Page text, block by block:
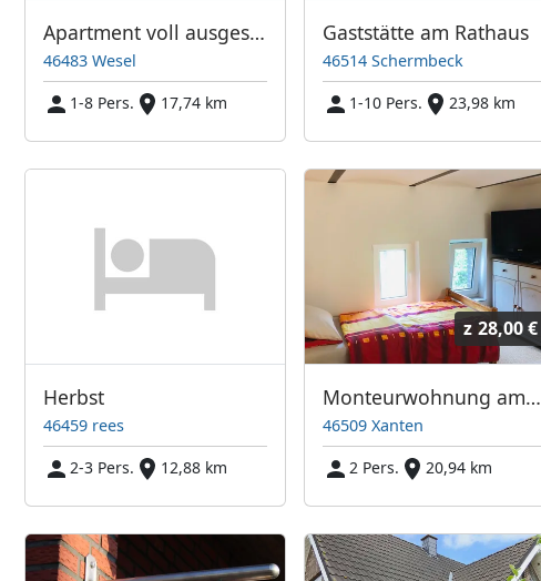
Apartment voll ausgestattet
46483 Wesel
1-8 Pers.
17,74 km
Gaststätte am Rathaus
46514 Schermbeck
1-10 Pers.
23,98 km
Herbst
46459 rees
2-3 Pers.
12,88 km
z 28,00 €
Monteurwohnung am See Xanten
46509 Xanten
2 Pers.
20,94 km